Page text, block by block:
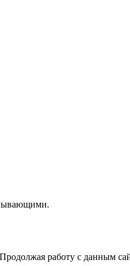
работу с данным